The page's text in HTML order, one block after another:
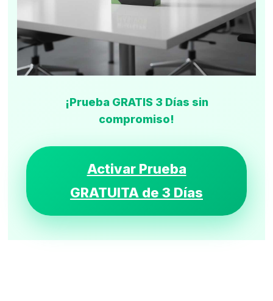
¡Prueba GRATIS 3 Días sin
compromiso!
Activar Prueba
GRATUITA de 3 Días